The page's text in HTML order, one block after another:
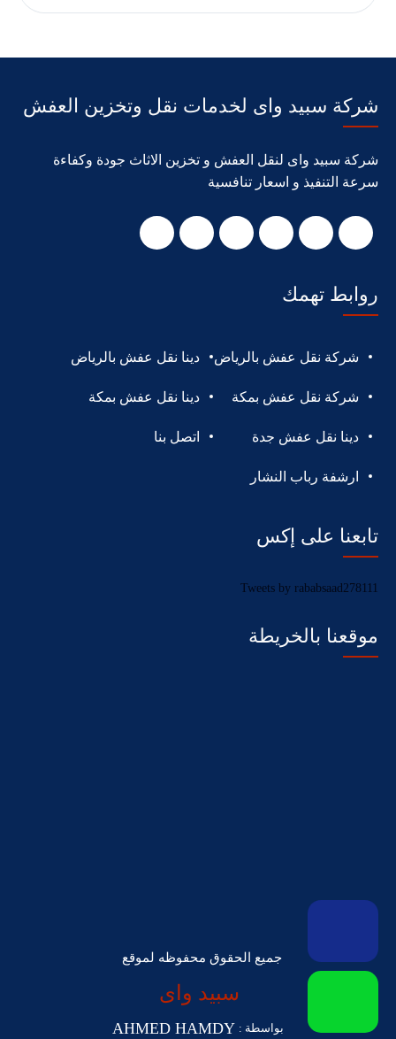
شركة سبيد واى لخدمات نقل وتخزين العفش
شركة سبيد واى لنقل العفش و تخزين الاثاث جودة وكفاءة
سرعة التنفيذ و اسعار تنافسية
روابط تهمك
شركة نقل عفش بالرياض دينا نقل عفش بالرياض
شركة نقل عفش بمكة دينا نقل عفش بمكة
دينا نقل عفش جدة اتصل بنا
ارشفة رباب النشار
تابعنا على إكس
Tweets by rababsaad278111
موقعنا بالخريطة
جميع الحقوق محفوظه لموقع
سبيد واى
بواسطة : AHMED HAMDY